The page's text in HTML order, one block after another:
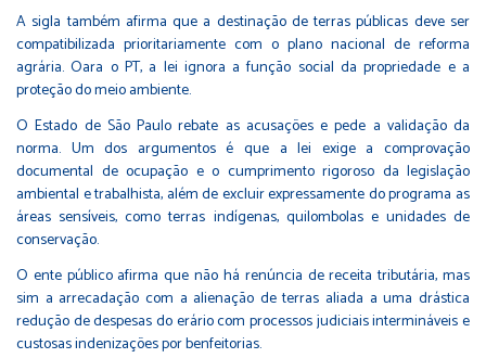
A sigla também afirma que a destinação de terras públicas deve ser
compatibilizada prioritariamente com o plano nacional de reforma
agrária. Oara o PT, a lei ignora a função social da propriedade e a
proteção do meio ambiente.
O Estado de São Paulo rebate as acusações e pede a validação da
norma. Um dos argumentos é que a lei exige a comprovação
documental de ocupação e o cumprimento rigoroso da legislação
ambiental e trabalhista, além de excluir expressamente do programa as
áreas sensíveis, como terras indígenas, quilombolas e unidades de
conservação.
O ente público afirma que não há renúncia de receita tributária, mas
sim a arrecadação com a alienação de terras aliada a uma drástica
redução de despesas do erário com processos judiciais intermináveis e
custosas indenizações por benfeitorias.